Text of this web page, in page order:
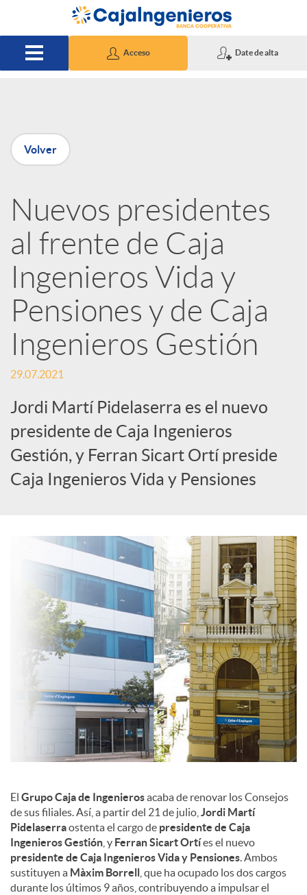
Saltar al contenido principal
Acceso Date de alta
P
u
b
l
i
c
d
o
t
e
n
Volver
Nuevos presidentes
al frente de Caja
Ingenieros Vida y
Pensiones y de Caja
Ingenieros Gestión
29.07.2021
Jordi Martí Pidelaserra es el nuevo
presidente de Caja Ingenieros
Gestión, y Ferran Sicart Ortí preside
Caja Ingenieros Vida y Pensiones
El Grupo Caja de Ingenierosacaba de renovar los Consejos
de sus filiales. Así, a partir del 21 de julio, Jordi Martí
Pidelaserraostenta el cargo de presidente de Caja
Ingenieros Gestión , y Ferran SicartOrtíes el nuevo
presidente de Caja Ingenieros Vida y Pensiones. Ambos
sustituyen a Màxim Borrell , que ha ocupado los dos cargos
durante los últimos 9 años, contribuyendo a impulsar el